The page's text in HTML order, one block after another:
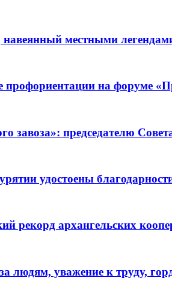
местными
на форуме
завоза»: председателю
удостоены
рекорд архангельских
людям, уважение к труду,